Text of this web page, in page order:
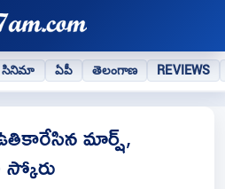
సినిమా ఏపీ తెలంగాణ REVIEWS
మార్ష్,